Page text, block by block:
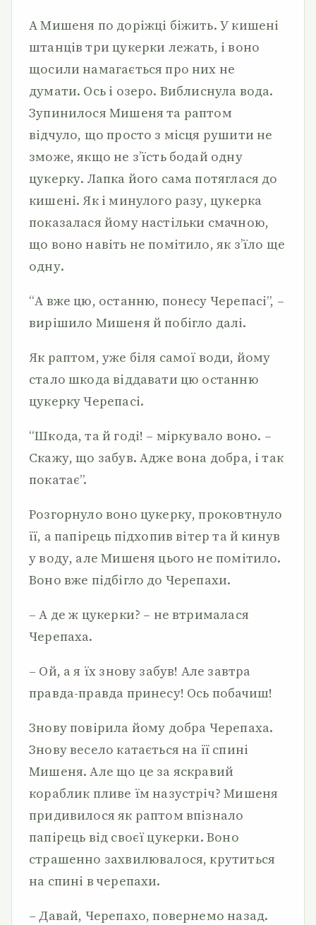
А Мишеня по доріжці біжить. У кишені
штанців три цукерки лежать, і воно
щосили намагається про них не
думати. Ось і озеро. Виблиснула вода.
Зупинилося Мишеня та раптом
відчуло, що просто з місця рушити не
зможе, якщо не з’їсть бодай одну
цукерку. Лапка його сама потяглася до
кишені. Як і минулого разу, цукерка
показалася йому настільки смачною,
що воно навіть не помітило, як з’їло ще
одну.
“А вже цю, останню, понесу Черепасі”, –
вирішило Мишеня й побігло далі.
Як раптом, уже біля самої води, йому
стало шкода віддавати цю останню
цукерку Черепасі.
“Шкода, та й годі! – міркувало воно. –
Скажу, що забув. Адже вона добра, і так
покатає”.
Розгорнуло воно цукерку, проковтнуло
її, а папірець підхопив вітер та й кинув
у воду, але Мишеня цього не помітило.
Воно вже підбігло до Черепахи.
– А де ж цукерки? – не втрималася
Черепаха.
– Ой, а я їх знову забув! Але завтра
правда-правда принесу! Ось побачиш!
Знову повірила йому добра Черепаха.
Знову весело катається на її спині
Мишеня. Але що це за яскравий
кораблик пливе їм назустріч? Мишеня
придивилося як раптом впізнало
папірець від своєї цукерки. Воно
страшенно захвилювалося, крутиться
на спині в черепахи.
– Давай, Черепахо, повернемо назад.